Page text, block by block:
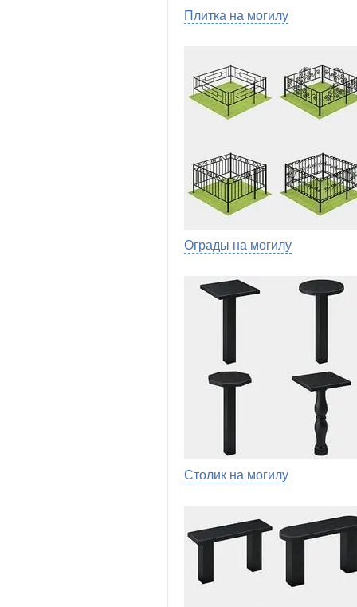
Плитка на могилу
Ограды на могилу
Столик на могилу